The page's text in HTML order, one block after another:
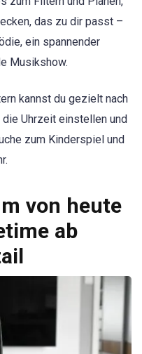
das zu dir passt –
ein spannender
Musikshow.
kannst du gezielt nach
Uhrzeit einstellen und
zum Kinderspiel und
von heute
ab